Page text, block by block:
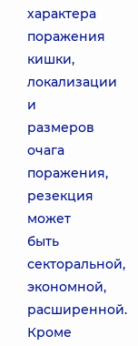
характера
поражения
кишки,
локализации
и
размеров
очага
поражения,
резекция
может
быть
секторальной,
экономной,
расширенной.
Кроме